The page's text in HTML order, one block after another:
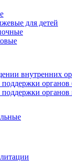
для детей
внутренних
органов